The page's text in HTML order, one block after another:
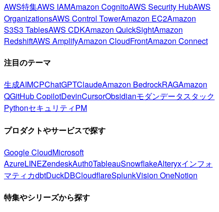
AWS特集AWS IAMAmazon CognitoAWS Security HubAWS
OrganizationsAWS Control TowerAmazon EC2Amazon
S3S3 TablesAWS CDKAmazon QuickSightAmazon
RedshiftAWS AmplifyAmazon CloudFrontAmazon Connect
注目のテーマ
生成AIMCPChatGPTClaudeAmazon BedrockRAGAmazon
QGitHub CopilotDevinCursorObsidianモダンデータスタック
PythonセキュリティPM
プロダクトやサービスで探す
Google CloudMicrosoft
AzureLINEZendeskAuth0TableauSnowflakeAlteryxインフォ
マティカdbtDuckDBCloudflareSplunkVision OneNotion
特集やシリーズから探す